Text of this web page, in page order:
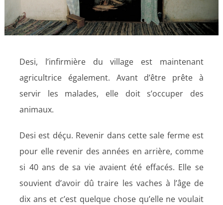
Desi, l’infirmière du village est maintenant
agricultrice également. Avant d’être prête à
servir les malades, elle doit s’occuper des
animaux.
Desi est déçu. Revenir dans cette sale ferme est
pour elle revenir des années en arrière, comme
si 40 ans de sa vie avaient été effacés. Elle se
souvient d’avoir dû traire les vaches à l’âge de
dix ans et c’est quelque chose qu’elle ne voulait